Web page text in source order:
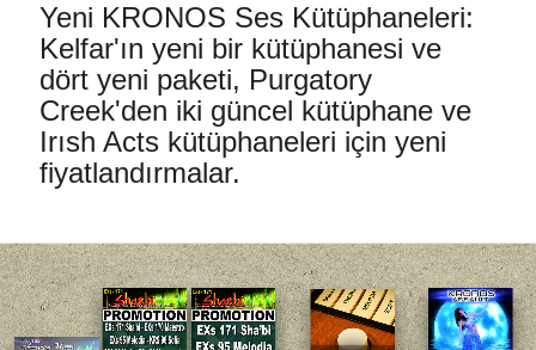
Özellikler
Etkinlikler
Destek
Haberler
Yeni KRONOS Ses Kütüphaneleri:
Kelfar'ın yeni bir kütüphanesi ve
dört yeni paketi, Purgatory
Creek'den iki güncel kütüphane ve
Irısh Acts kütüphaneleri için yeni
fiyatlandırmalar.